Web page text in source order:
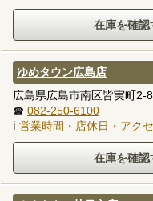
ゆめタウン広島店
広島県広島市南区皆実町2-
☎ 082-250-6100
ℹ 営業時間・店休日・アク